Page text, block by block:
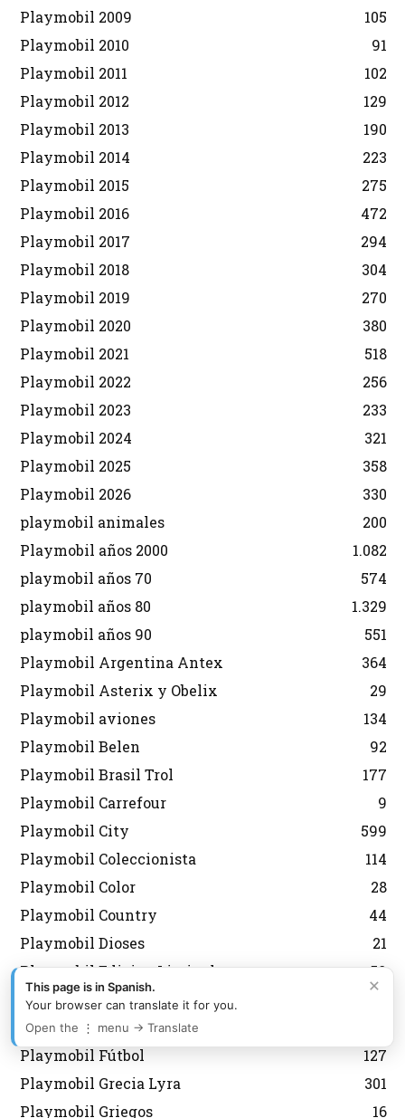
Playmobil 2009
105
Playmobil 2010
91
Playmobil 2011
102
Playmobil 2012
129
Playmobil 2013
190
Playmobil 2014
223
Playmobil 2015
275
Playmobil 2016
472
Playmobil 2017
294
Playmobil 2018
304
Playmobil 2019
270
Playmobil 2020
380
Playmobil 2021
518
Playmobil 2022
256
Playmobil 2023
233
Playmobil 2024
321
Playmobil 2025
358
Playmobil 2026
330
playmobil animales
200
Playmobil años 2000
1.082
playmobil años 70
574
playmobil años 80
1.329
playmobil años 90
551
Playmobil Argentina Antex
364
Playmobil Asterix y Obelix
29
Playmobil aviones
134
Playmobil Belen
92
Playmobil Brasil Trol
177
Playmobil Carrefour
9
Playmobil City
599
Playmobil Coleccionista
114
Playmobil Color
28
Playmobil Country
44
Playmobil Dioses
21
Playmobil Edicion Limitada
59
Playmobil Everdreamerz
Playmobil Fallas
Playmobil Fútbol
127
Playmobil Grecia Lyra
301
Playmobil Griegos
16
×
This page is in Spanish.
Your browser can translate it for you.
Open the ⋮ menu → Translate